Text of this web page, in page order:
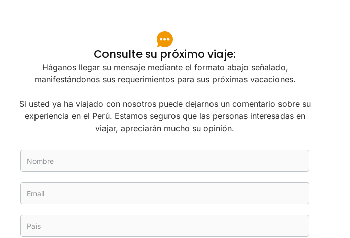
Consulte su próximo viaje:
Háganos llegar su mensaje mediante el formato abajo señalado,
manifestándonos sus requerimientos para sus próximas vacaciones.
Si usted ya ha viajado con nosotros puede dejarnos un comentario sobre su
experiencia en el Perú. Estamos seguros que las personas interesadas en
viajar, apreciarán mucho su opinión.